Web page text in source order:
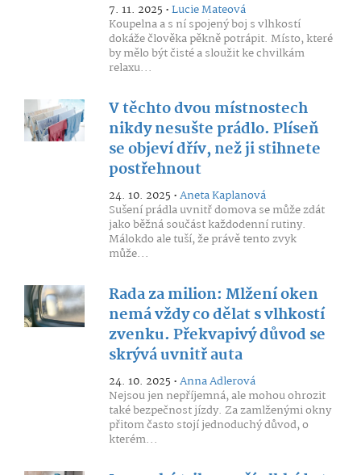
7. 11. 2025 •Lucie Mateová
Koupelna a s ní spojený boj s vlhkostí
dokáže člověka pěkně potrápit. Místo, které
by mělo být čisté a sloužit ke chvilkám
relaxu...
V těchto dvou místnostech
nikdy nesušte prádlo. Plíseň
se objeví dřív, než ji stihnete
postřehnout
24. 10. 2025 •Aneta Kaplanová
Sušení prádla uvnitř domova se může zdát
jako běžná součást každodenní rutiny.
Málokdo ale tuší, že právě tento zvyk
může...
Rada za milion: Mlžení oken
nemá vždy co dělat s vlhkostí
zvenku. Překvapivý důvod se
skrývá uvnitř auta
24. 10. 2025 •Anna Adlerová
Nejsou jen nepříjemná, ale mohou ohrozit
také bezpečnost jízdy. Za zamlženými okny
přitom často stojí jednoduchý důvod, o
kterém...